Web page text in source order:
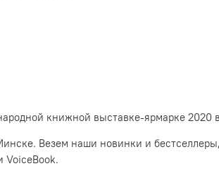
книжной выставке-ярмарке 2020
Везем наши новинки и
VoiceBook.